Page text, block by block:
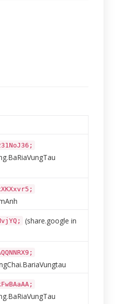
(share.google in